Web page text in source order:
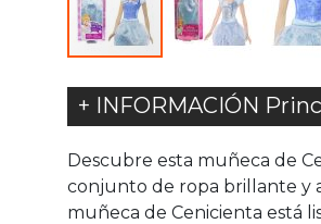
+ INFORMACIÓN
Descubre esta muñeca de
conjunto de ropa brillante y
muñeca de Cenicienta está